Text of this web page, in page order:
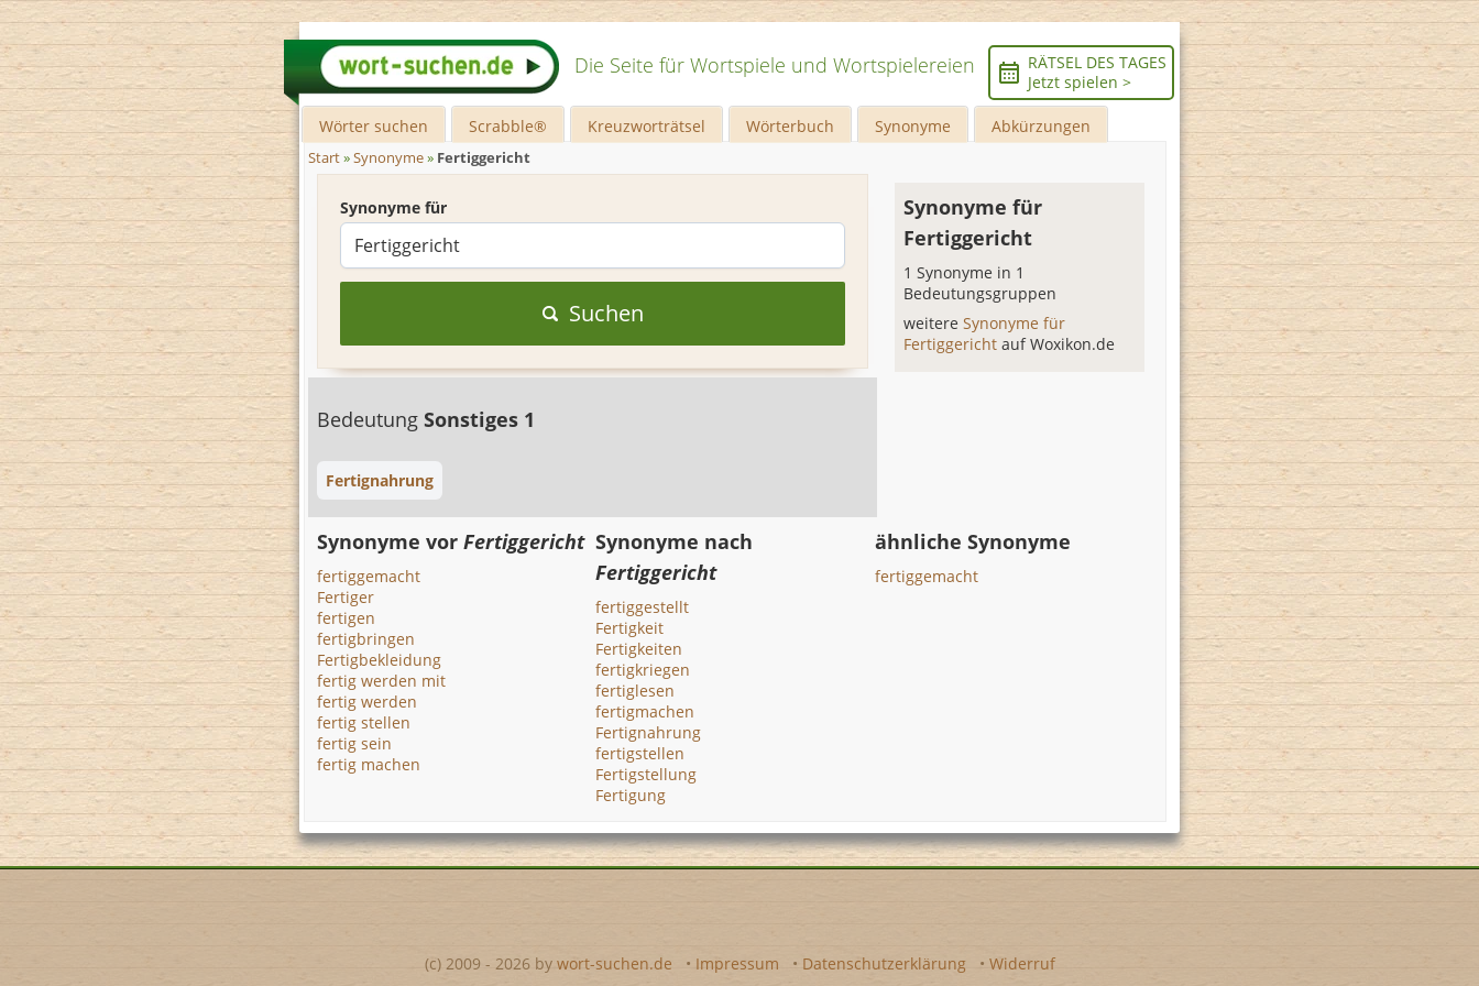
Die Seite für Wortspiele und Wortspielereien
RÄTSEL DES TAGES
Jetzt spielen >
Wörter suchen Scrabble® Kreuzworträtsel Wörterbuch Synonyme Abkürzungen
Start»Synonyme» Fertiggericht
Synonyme für
Suchen
Bedeutung Sonstiges 1
Fertignahrung
Synonyme für
Fertiggericht
1 Synonyme in 1
Bedeutungsgruppen
weitereSynonyme für
Fertiggerichtauf Woxikon.de
Synonyme vor Fertiggericht
fertiggemacht
Fertiger
fertigen
fertigbringen
Fertigbekleidung
fertig werden mit
fertig werden
fertig stellen
fertig sein
fertig machen
Synonyme nach
Fertiggericht
fertiggestellt
Fertigkeit
Fertigkeiten
fertigkriegen
fertiglesen
fertigmachen
Fertignahrung
fertigstellen
Fertigstellung
Fertigung
ähnliche Synonyme
fertiggemacht
(c) 2009 - 2026 by wort-suchen.de • Impressum • Datenschutzerklärung • Widerruf